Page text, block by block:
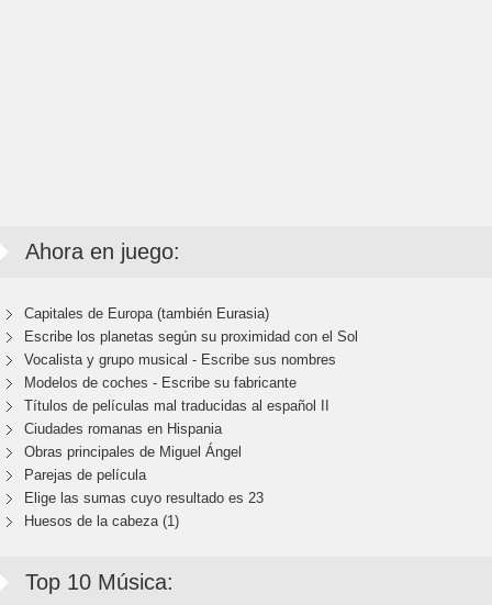
Ahora en juego:
Capitales de Europa (también Eurasia)
Escribe los planetas según su proximidad con el Sol
Vocalista y grupo musical - Escribe sus nombres
Modelos de coches - Escribe su fabricante
Títulos de películas mal traducidas al español II
Ciudades romanas en Hispania
Obras principales de Miguel Ángel
Parejas de película
Elige las sumas cuyo resultado es 23
Huesos de la cabeza (1)
Top 10 Música: